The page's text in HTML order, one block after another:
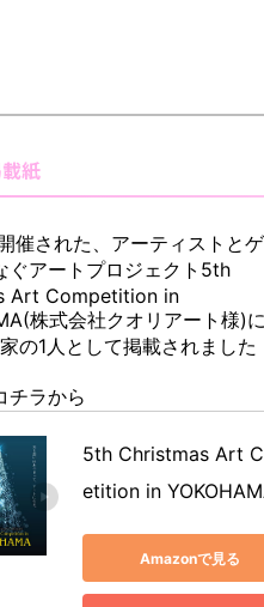
紙
催された、アーティストとゲ
ぐアートプロジェクト5th
Art Competition in
株式会社クオリアート様)に
の1人として掲載されました
チラから
5th Christmas Art
etition in
Amazonで見る